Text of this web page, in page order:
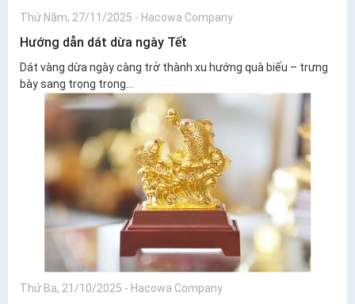
Thứ Năm, 27/11/2025 - Hacowa Company
Hướng dẫn dát dừa ngày Tết
Dát vàng dừa ngày càng trở thành xu hướng quà biếu – trưng
bày sang trọng trong...
Thứ Ba, 21/10/2025 - Hacowa Company